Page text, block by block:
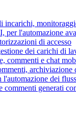
per l'automazione
di accesso
dei carichi di
commenti e chat
l'automazione dei
commenti generati